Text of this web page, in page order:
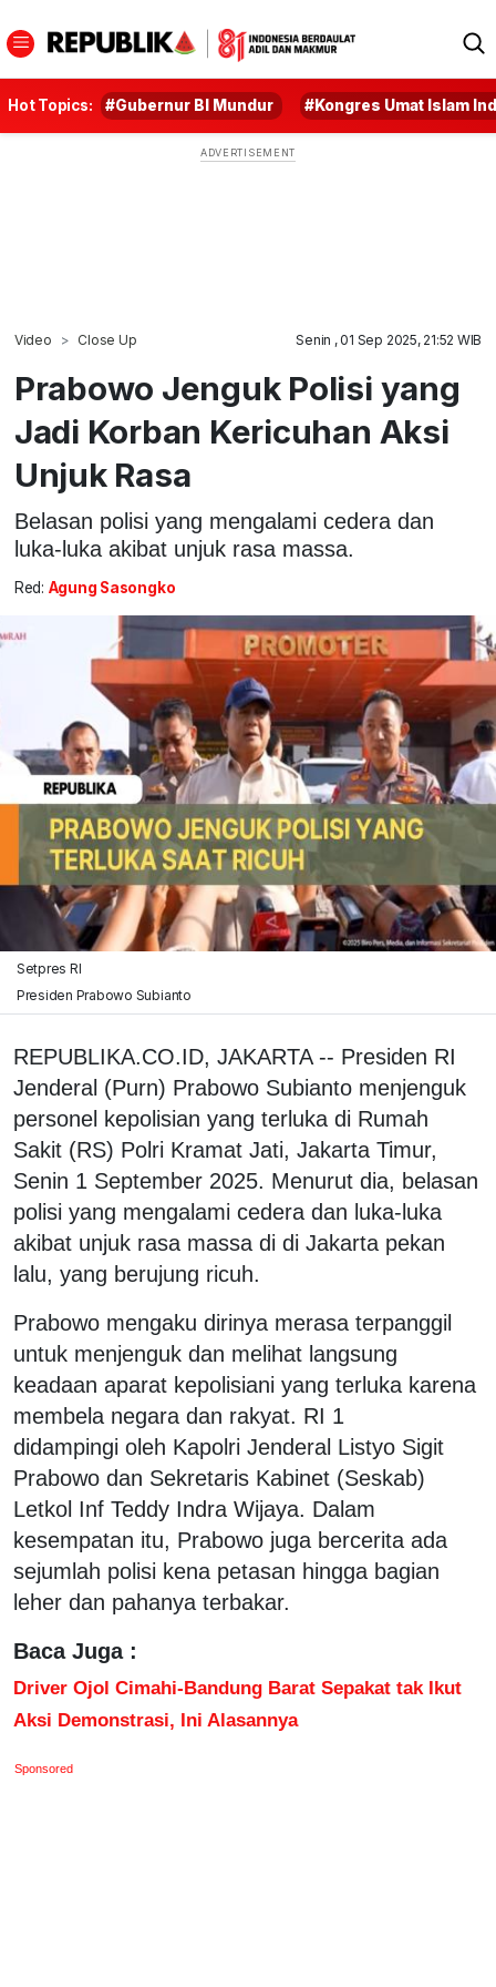
Hot Topics: #Gubernur BI Mundur #Kongres Umat Islam
Video Close Up Senin , 01 Sep 2025, 21:52 WIB
Prabowo Jenguk Polisi yang
Jadi Korban Kericuhan Aksi
Unjuk Rasa
Belasan polisi yang mengalami cedera dan
luka-luka akibat unjuk rasa massa.
Red: Agung Sasongko
Setpres RI
Presiden Prabowo Subianto
REPUBLIKA.CO.ID, JAKARTA -- Presiden RI
Jenderal (Purn) Prabowo Subianto menjenguk
personel kepolisian yang terluka di Rumah
Sakit (RS) Polri Kramat Jati, Jakarta Timur,
Senin 1 September 2025. Menurut dia, belasan
polisi yang mengalami cedera dan luka-luka
akibat unjuk rasa massa di di Jakarta pekan
lalu, yang berujung ricuh.
Prabowo mengaku dirinya merasa terpanggil
untuk menjenguk dan melihat langsung
keadaan aparat kepolisiani yang terluka karena
membela negara dan rakyat. RI 1
didampingi oleh Kapolri Jenderal Listyo Sigit
Prabowo dan Sekretaris Kabinet (Seskab)
Letkol Inf Teddy Indra Wijaya. Dalam
kesempatan itu, Prabowo juga bercerita ada
sejumlah polisi kena petasan hingga bagian
leher dan pahanya terbakar.
Baca Juga :
Driver Ojol Cimahi-Bandung Barat Sepakat tak Ikut
Aksi Demonstrasi, Ini Alasannya
Sponsored